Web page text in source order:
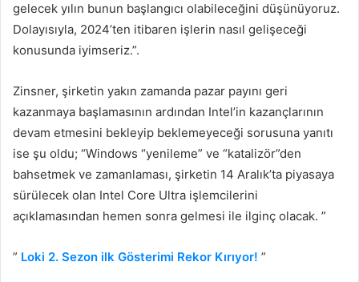
gelecek yılın bunun başlangıcı olabileceğini düşünüyoruz.
Dolayısıyla, 2024’ten itibaren işlerin nasıl gelişeceği
konusunda iyimseriz.”.
Zinsner, şirketin yakın zamanda pazar payını geri
kazanmaya başlamasının ardından Intel’in kazançlarının
devam etmesini bekleyip beklemeyeceği sorusuna yanıtı
ise şu oldu; “Windows “yenileme” ve “katalizör”den
bahsetmek ve zamanlaması, şirketin 14 Aralık’ta piyasaya
sürülecek olan Intel Core Ultra işlemcilerini
açıklamasından hemen sonra gelmesi ile ilginç olacak. ”
” Loki 2. Sezon ilk Gösterimi Rekor Kırıyor! ”